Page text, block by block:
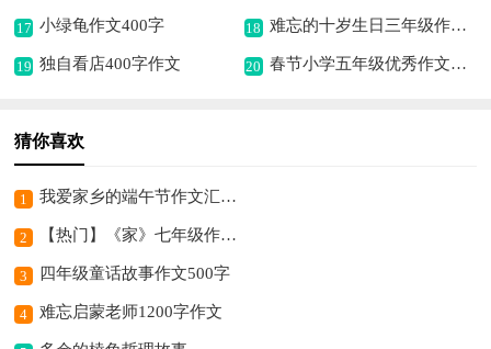
17 小绿龟作文400字 18 难忘的十岁生日三年级作文500字
19 独自看店400字作文 20 春节小学五年级优秀作文（精选12篇）
猜你喜欢
1 我爱家乡的端午节作文汇总7篇
2 【热门】《家》七年级作文500字四篇
3 四年级童话故事作文500字
4 难忘启蒙老师1200字作文